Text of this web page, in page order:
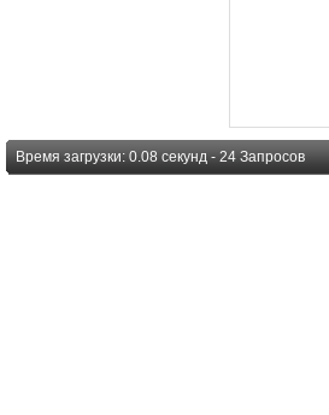
Время загрузки: 0.08 секунд - 24 Запросов